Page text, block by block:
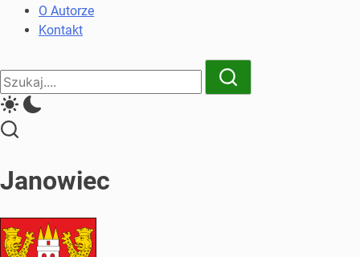
O Autorze
Kontakt
Close
Search
Search
Janowiec